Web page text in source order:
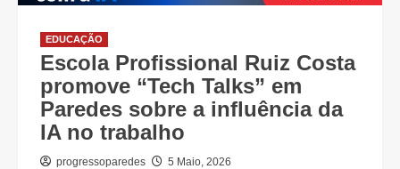
EDUCAÇÃO
Escola Profissional Ruiz Costa
promove “Tech Talks” em
Paredes sobre a influência da
IA no trabalho
progressoparedes 5 Maio, 2026